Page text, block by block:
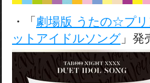
・「 劇場版 うたの☆プリ
ットアイドルソング」発